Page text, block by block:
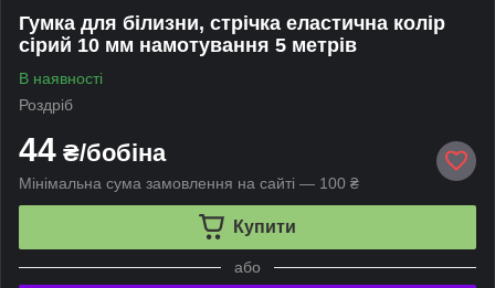
Гумка для білизни, стрічка еластична колір
сірий 10 мм намотування 5 метрів
В наявності
Роздріб
44 ₴/бобіна
Мінімальна сума замовлення на сайті — 100 ₴
Купити
або